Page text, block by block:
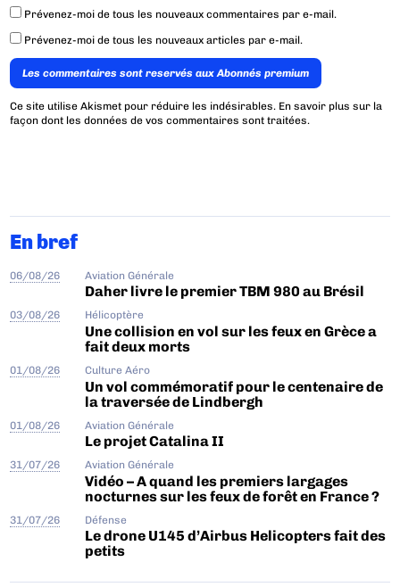
Prévenez-moi de tous les nouveaux commentaires par e-mail.
Prévenez-moi de tous les nouveaux articles par e-mail.
Les commentaires sont reservés aux Abonnés premium
Ce site utilise Akismet pour réduire les indésirables. En savoir plus sur la
façon dont les données de vos commentaires sont traitées.
En bref
06/08/26 Aviation Générale
Daher livre le premier TBM 980 au Brésil
03/08/26 Hélicoptère
Une collision en vol sur les feux en Grèce a
fait deux morts
01/08/26 Culture Aéro
Un vol commémoratif pour le centenaire de
la traversée de Lindbergh
01/08/26 Aviation Générale
Le projet Catalina II
31/07/26 Aviation Générale
Vidéo – A quand les premiers largages
nocturnes sur les feux de forêt en France ?
31/07/26 Défense
Le drone U145 d’Airbus Helicopters fait des
petits